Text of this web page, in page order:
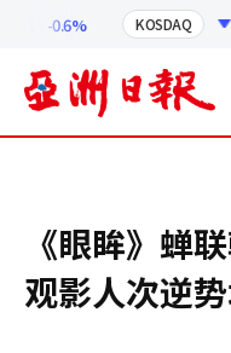
-0.6% KOSDAQ
《眼眸》蝉
观影人次逆